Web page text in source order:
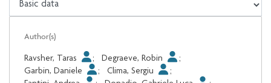
Loading...
Author(s)
Ravsher, Taras ; Degraeve, Robin
;
Garbin, Daniele
; Clima, Sergiu
;